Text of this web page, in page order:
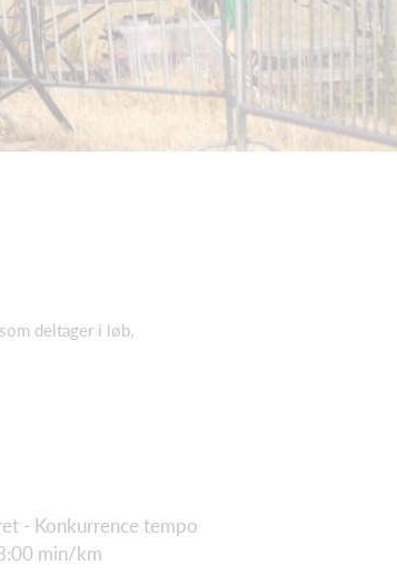
deltager i løb,
- Konkurrence tempo
min/km